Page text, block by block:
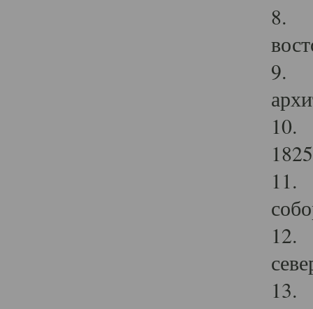
8.
9.
10.
11.
12.
13.